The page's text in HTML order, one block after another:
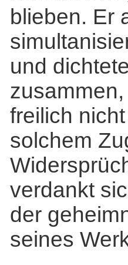
blieben. Er
und
freilich
solchem
verdankt
der
seines